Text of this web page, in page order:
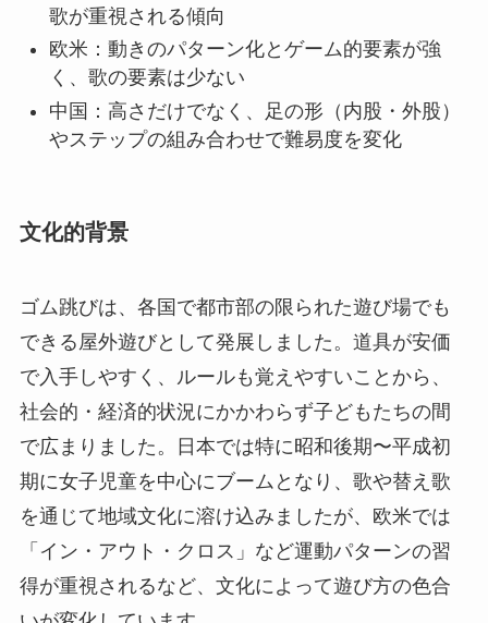
歌が重視される傾向
欧米：動きのパターン化とゲーム的要素が強
く、歌の要素は少ない
中国：高さだけでなく、足の形（内股・外股）
やステップの組み合わせで難易度を変化
文化的背景
ゴム跳びは、各国で都市部の限られた遊び場でも
できる屋外遊びとして発展しました。道具が安価
で入手しやすく、ルールも覚えやすいことから、
社会的・経済的状況にかかわらず子どもたちの間
で広まりました。日本では特に昭和後期〜平成初
期に女子児童を中心にブームとなり、歌や替え歌
を通じて地域文化に溶け込みましたが、欧米では
「イン・アウト・クロス」など運動パターンの習
得が重視されるなど、文化によって遊び方の色合